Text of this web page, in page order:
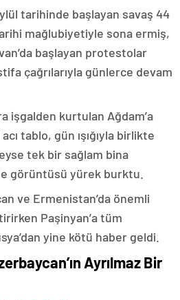
tarihinde başlayan savaş 44
mağlubiyetiyle sona ermiş,
başlayan protestolar
çağrılarıyla günlerce devam
işgalden kurtulan Ağdam’a
tablo, gün ışığıyla birlikte
tek bir sağlam bina
görüntüsü yürek burktu.
ve Ermenistan’da önemli
Paşinyan’a tüm
yine kötü haber geldi.
Ayrılmaz Bir